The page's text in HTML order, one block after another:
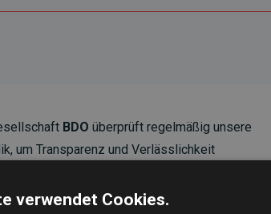
BDO überprüft regelmäßig unsere
um Transparenz und Verlässlichkeit
unsere Investitionen in Klimaschutzprojekte
verwendet Cookies.